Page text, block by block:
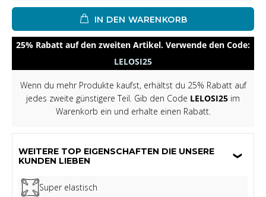
IN DEN WARENKORB
25% Rabatt auf den zweiten Artikel. Verwende den Code:
LELOSI25
Wenn du mehr Produkte kaufst, erhältst du 25% Rabatt auf
jedes zweite günstigere Teil. Gib den Code LELOSI25 im
Warenkorb ein und erhalte einen Rabatt.
WEITERE TOP EIGENSCHAFTEN DIE UNSERE
KUNDEN LIEBEN
Super elastisch